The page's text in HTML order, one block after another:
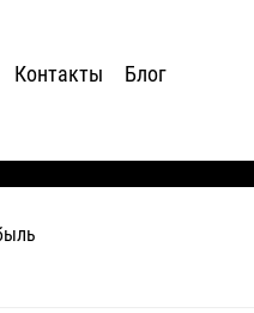
Контакты Блог